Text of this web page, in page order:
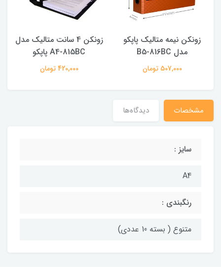
زونکن نیمه متالیک پاپکو
مدل B5-816BC
507,000 تومان
زونکن 4 سانت متالیک مدل
A4-815BC پاپکو
420,000 تومان
مشخصات دیدگاه‌ها
سایز :
A4
رنگبندی :
متنوع ( بسته 10 عددی)